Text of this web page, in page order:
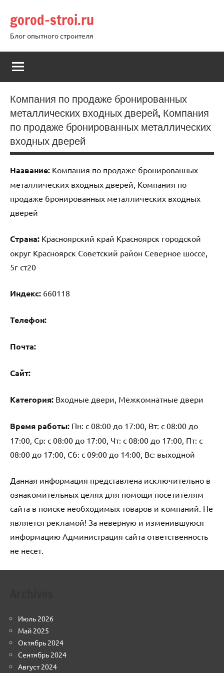
содержимому
gorod-stroi.ru
Блог опытного строителя
Компания по продаже бронированных
металлических входных дверей, Компания
по продаже бронированных металлических
входных дверей
Название: Компания по продаже бронированных
металлических входных дверей, Компания по
продаже бронированных металлических входных
дверей
Страна: Красноярский край Красноярск городской
округ Красноярск Советский район Северное шоссе,
5г ст20
Индекс: 660118
Телефон:
Почта:
Cайт:
Категория: Входные двери, Межкомнатные двери
Время работы: Пн: с 08:00 до 17:00, Вт: с 08:00 до
17:00, Ср: с 08:00 до 17:00, Чт: с 08:00 до 17:00, Пт: с
08:00 до 17:00, Сб: с 09:00 до 14:00, Вс: выходной
Данная информация представлена исключительно в
ознакомительных целях для помощи посетителям
сайта в поиске необходимых товаров и компаний. Не
является рекламой! За неверную и изменившуюся
информацию Администрация сайта ответственность
не несет.
Июль 2026
Май 2025
Октябрь 2024
Сентябрь 2024
Август 2024